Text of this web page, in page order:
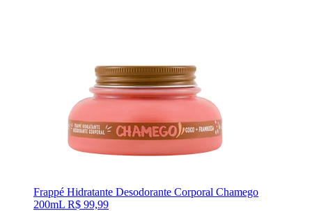
Frappé Hidratante Desodorante Corporal Chamego
200mL R$ 99,99